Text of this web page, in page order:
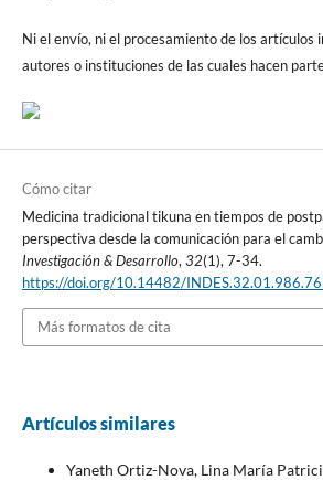
Ni el envío, ni el procesamiento de los artículos
autores o instituciones de las cuales hacen
Cómo citar
Medicina tradicional tikuna en tiempos de
perspectiva desde la comunicación para el
Investigación & Desarrollo, 32(1), 7-34.
https://doi.org/10.14482/
Más formatos de cita
Artículos similares
Yaneth Ortiz-Nova, Lina María